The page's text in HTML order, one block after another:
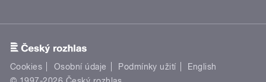
Cookies Osobní údaje Podmínky užití
English